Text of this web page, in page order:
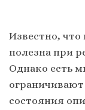
Известно,
полезна при
Однако есть
состояния